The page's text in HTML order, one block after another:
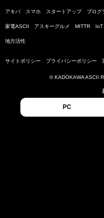
アキバ スマホ スタートアップ プログ
家電ASCII アスキーグルメ MITTR IoT
地方活性
サイトポリシー プライバシーポリシー
© KADOKAWA ASCII
PC